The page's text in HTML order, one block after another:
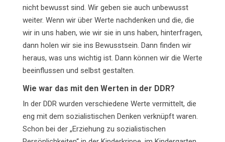
nicht bewusst sind. Wir geben sie auch unbewusst
weiter. Wenn wir über Werte nachdenken und die, die
wir in uns haben, wie wir sie in uns haben, hinterfragen,
dann holen wir sie ins Bewusstsein. Dann finden wir
heraus, was uns wichtig ist. Dann können wir die Werte
beeinflussen und selbst gestalten.
Wie war das mit den Werten in der DDR?
In der DDR wurden verschiedene Werte vermittelt, die
eng mit dem sozialistischen Denken verknüpft waren.
Schon bei der „Erziehung zu sozialistischen